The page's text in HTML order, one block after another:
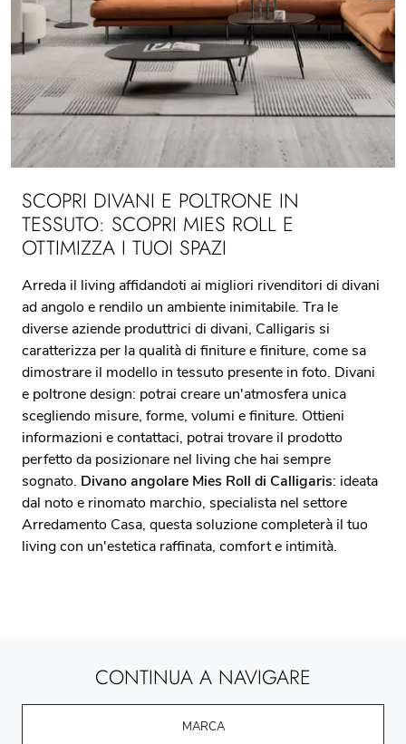
SCOPRI DIVANI E POLTRONE IN
TESSUTO: SCOPRI MIES ROLL E
OTTIMIZZA I TUOI SPAZI
Arreda il living affidandoti ai migliori rivenditori di divani
ad angolo e rendilo un ambiente inimitabile. Tra le
diverse aziende produttrici di divani, Calligaris si
caratterizza per la qualità di finiture e finiture, come sa
dimostrare il modello in tessuto presente in foto. Divani
e poltrone design: potrai creare un'atmosfera unica
scegliendo misure, forme, volumi e finiture. Ottieni
informazioni e contattaci, potrai trovare il prodotto
perfetto da posizionare nel living che hai sempre
sognato. Divano angolare Mies Roll di Calligaris: ideata
dal noto e rinomato marchio, specialista nel settore
Arredamento Casa, questa soluzione completerà il tuo
living con un'estetica raffinata, comfort e intimità.
CONTINUA A NAVIGARE
MARCA